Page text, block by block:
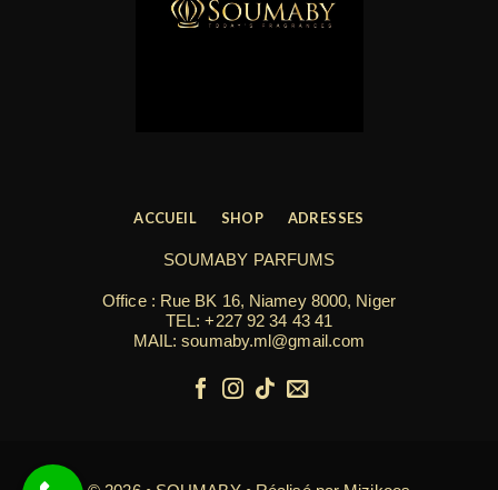
SOUMABY PARFUMS
Office : Rue BK 16, Niamey 8000, Niger
TEL:+227 92 34 43 41
MAIL: soumaby.ml@gmail.com
ACCUEIL SHOP ADRESSES